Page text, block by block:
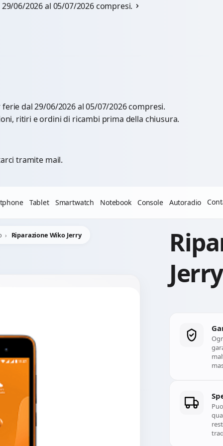
06/2026 al 05/07/2026 compresi.
dal 29/06/2026 al 05/07/2026 compresi.
ritiri e ordini di ricambi prima della chiusura.
tramite mail.
Tablet Smartwatch Notebook Console Autoradio
Riparazione Wiko Jerry
Jerry